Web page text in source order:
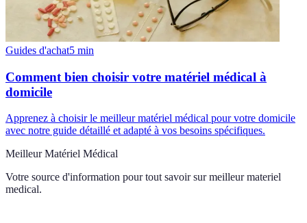
Guides d'achat5 min
Comment bien choisir votre matériel médical à
domicile
Apprenez à choisir le meilleur matériel médical pour votre domicile
avec notre guide détaillé et adapté à vos besoins spécifiques.
Meilleur Matériel Médical
Votre source d'information pour tout savoir sur meilleur materiel
medical.